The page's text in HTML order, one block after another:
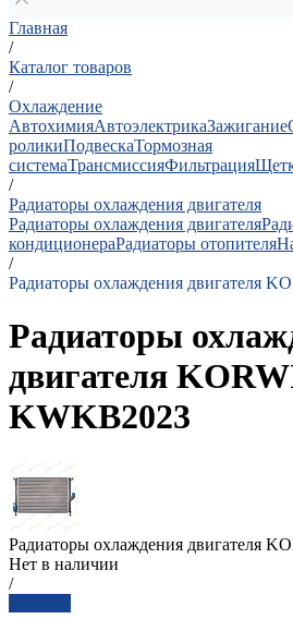
Главная
/
Каталог товаров
/
Охлаждение
АвтохимияАвтоэлектрикаЗажигание
роликиПодвескаТормозная
системаТрансмиссияФильтрация
/
Радиаторы охлаждения двигателя
Радиаторы охлаждения двигателя
кондиционераРадиаторы отопителя
/
Радиаторы охлаждения двигателя
Радиаторы
двигателя
KWKB2023
Радиаторы охлаждения двигателя
Нет в наличии
/